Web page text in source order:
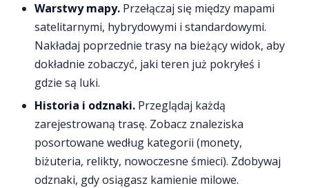
Warstwy mapy. Przełączaj się między mapami
satelitarnymi, hybrydowymi i standardowymi.
Nakładaj poprzednie trasy na bieżący widok, aby
dokładnie zobaczyć, jaki teren już pokryłeś i
gdzie są luki.
Historia i odznaki. Przeglądaj każdą
zarejestrowaną trasę. Zobacz znaleziska
posortowane według kategorii (monety,
biżuteria, relikty, nowoczesne śmieci). Zdobywaj
odznaki, gdy osiągasz kamienie milowe.